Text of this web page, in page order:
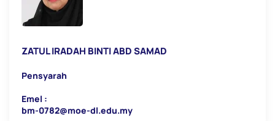
ZATUL IRADAH BINTI ABD SAMAD
Pensyarah
Emel :
bm-0782@moe-dl.edu.my